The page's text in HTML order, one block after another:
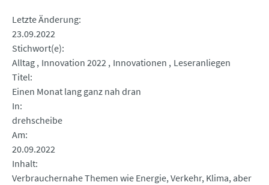
Letzte Änderung
23.09.2022
Stichwort(e)
Alltag Innovation 2022 Innovationen
Leseranliegen
Titel
Einen Monat lang ganz nah dran
In
drehscheibe
Am
20.09.2022
Inhalt
Verbrauchernahe Themen wie Energie, Verkehr, Klima, aber